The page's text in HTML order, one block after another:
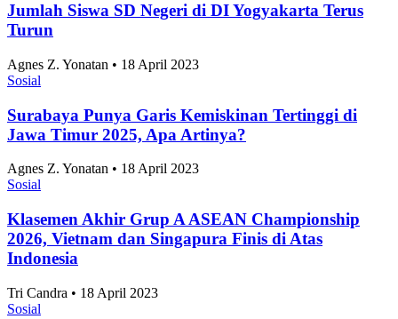
Jumlah Siswa SD Negeri di DI Yogyakarta Terus
Turun
Agnes Z. Yonatan • 18 April 2023
Sosial
Surabaya Punya Garis Kemiskinan Tertinggi di
Jawa Timur 2025, Apa Artinya?
Agnes Z. Yonatan • 18 April 2023
Sosial
Klasemen Akhir Grup A ASEAN Championship
2026, Vietnam dan Singapura Finis di Atas
Indonesia
Tri Candra • 18 April 2023
Sosial